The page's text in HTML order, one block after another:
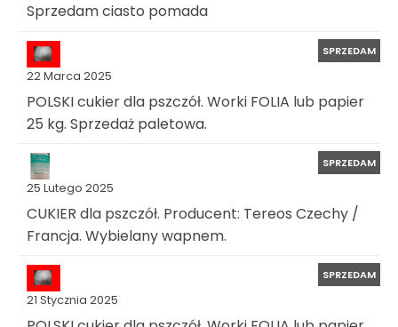
Sprzedam ciasto pomada
22 Marca 2025
SPRZEDAM
POLSKI cukier dla pszczół. Worki FOLIA lub papier
25 kg. Sprzedaż paletowa.
25 Lutego 2025
SPRZEDAM
CUKIER dla pszczół. Producent: Tereos Czechy /
Francja. Wybielany wapnem.
21 Stycznia 2025
SPRZEDAM